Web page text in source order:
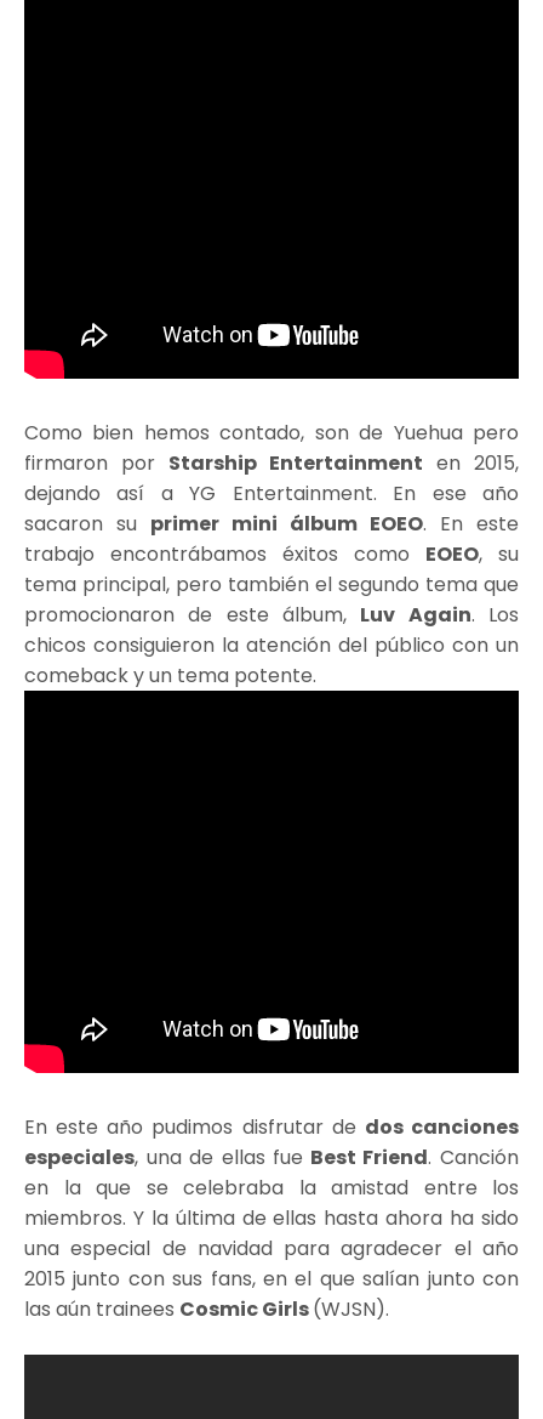
Como bien hemos contado, son de Yuehua pero
firmaron por Starship Entertainment en 2015,
dejando así a YG Entertainment. En ese año
sacaron su primer mini álbum EOEO. En este
trabajo encontrábamos éxitos como EOEO, su
tema principal, pero también el segundo tema que
promocionaron de este álbum, Luv Again. Los
chicos consiguieron la atención del público con un
comeback y un tema potente.
En este año pudimos disfrutar de dos canciones
especiales, una de ellas fue Best Friend. Canción
en la que se celebraba la amistad entre los
miembros. Y la última de ellas hasta ahora ha sido
una especial de navidad para agradecer el año
2015 junto con sus fans, en el que salían junto con
las aún trainees Cosmic Girls(WJSN).